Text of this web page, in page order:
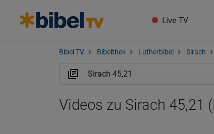
Live TV
Bibel TV Bibelthek Lutherbibel Sirach
Videos zu Sirach 45,21